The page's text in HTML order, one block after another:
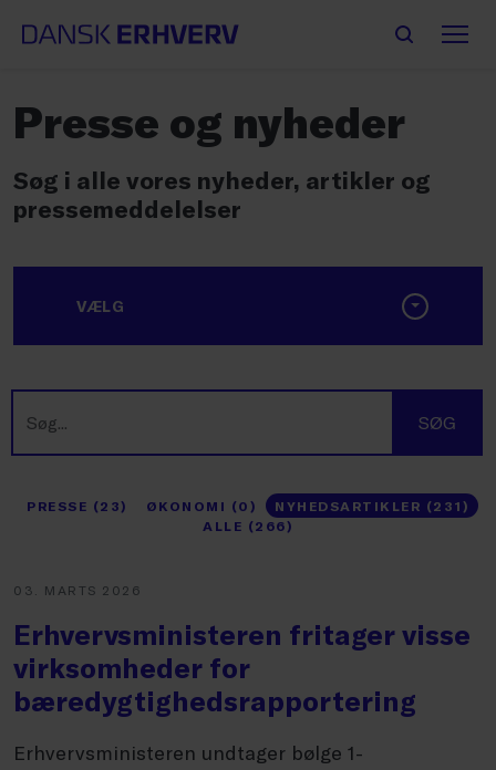
Presse og nyheder
Søg i alle vores nyheder, artikler og
pressemeddelelser
VÆLG
SØG
PRESSE (23) ØKONOMI (0)
NYHEDSARTIKLER (231)
ALLE (266)
03. MARTS 2026
Erhvervsministeren fritager visse
virksomheder for
bæredygtighedsrapportering
Erhvervsministeren undtager bølge 1-